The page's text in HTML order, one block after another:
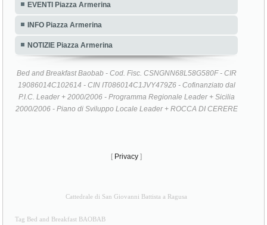
EVENTI Piazza Armerina
INFO Piazza Armerina
NOTIZIE Piazza Armerina
Bed and Breakfast Baobab - Cod. Fisc. CSNGNN68L58G580F - CIR
19086014C102614 - CIN IT086014C1JVY479Z6 - Cofinanziato dal
P.I.C. Leader + 2000/2006 - Programma Regionale Leader + Sicilia
2000/2006 - Piano di Sviluppo Locale Leader + ROCCA DI CERERE
[ Privacy ]
Cattedrale di San Giovanni Battista a Ragusa
Tag Bed and Breakfast BAOBAB